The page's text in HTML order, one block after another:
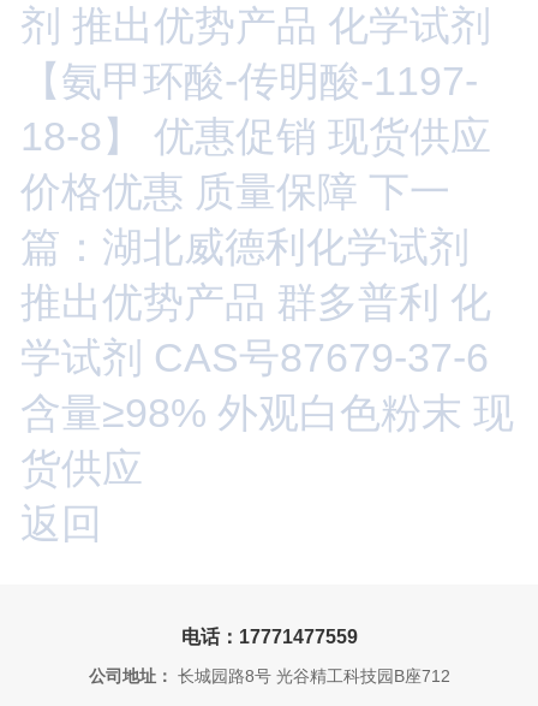
剂 推出优势产品 化学试剂
【氨甲环酸-传明酸-1197-
18-8】 优惠促销 现货供应
价格优惠 质量保障 下一
篇：湖北威德利化学试剂
推出优势产品 群多普利 化
学试剂 CAS号87679-37-6
含量≥98% 外观白色粉末 现
货供应
返回
电话：17771477559
公司地址： 长城园路8号 光谷精工科技园B座712